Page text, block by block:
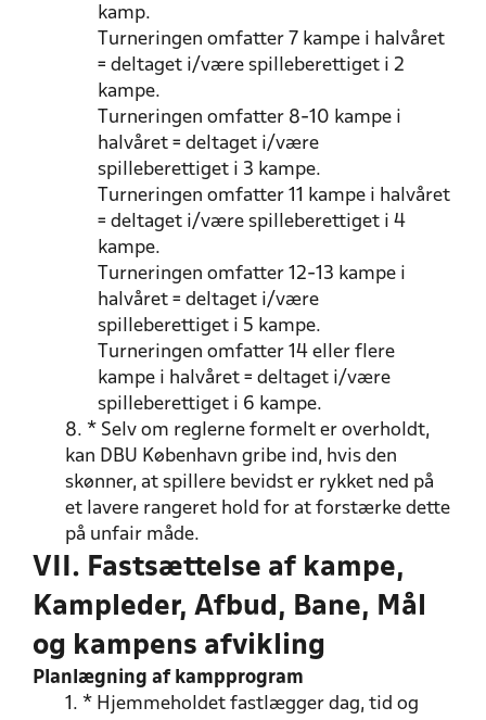
kamp.
Turneringen omfatter 7 kampe i halvåret
= deltaget i/være spilleberettiget i 2
kampe.
Turneringen omfatter 8-10 kampe i
halvåret = deltaget i/være
spilleberettiget i 3 kampe.
Turneringen omfatter 11 kampe i halvåret
= deltaget i/være spilleberettiget i 4
kampe.
Turneringen omfatter 12-13 kampe i
halvåret = deltaget i/være
spilleberettiget i 5 kampe.
Turneringen omfatter 14 eller flere
kampe i halvåret = deltaget i/være
spilleberettiget i 6 kampe.
8. * Selv om reglerne formelt er overholdt,
kan DBU København gribe ind, hvis den
skønner, at spillere bevidst er rykket ned på
et lavere rangeret hold for at forstærke dette
på unfair måde.
VII. Fastsættelse af kampe,
Kampleder, Afbud, Bane, Mål
og kampens afvikling
Planlægning af kampprogram
1. * Hjemmeholdet fastlægger dag, tid og